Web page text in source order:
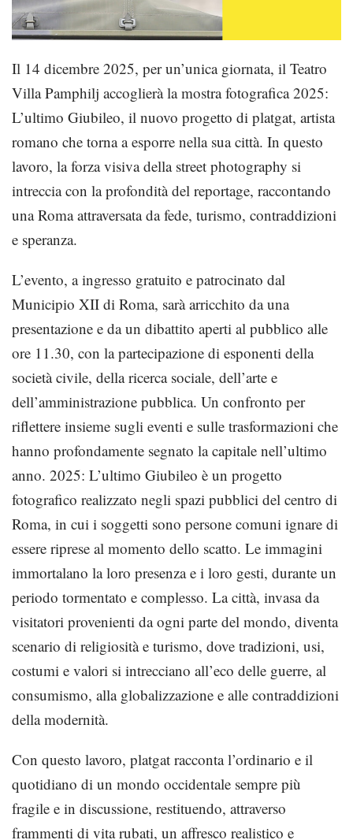
Il 14 dicembre 2025, per un’unica giornata, il Teatro
Villa Pamphilj accoglierà la mostra fotografica 2025:
L’ultimo Giubileo, il nuovo progetto di platgat, artista
romano che torna a esporre nella sua città. In questo
lavoro, la forza visiva della street photography si
intreccia con la profondità del reportage, raccontando
una Roma attraversata da fede, turismo, contraddizioni
e speranza.
L’evento, a ingresso gratuito e patrocinato dal
Municipio XII di Roma, sarà arricchito da una
presentazione e da un dibattito aperti al pubblico alle
ore 11.30, con la partecipazione di esponenti della
società civile, della ricerca sociale, dell’arte e
dell’amministrazione pubblica. Un confronto per
riflettere insieme sugli eventi e sulle trasformazioni che
hanno profondamente segnato la capitale nell’ultimo
anno. 2025: L’ultimo Giubileo è un progetto
fotografico realizzato negli spazi pubblici del centro di
Roma, in cui i soggetti sono persone comuni ignare di
essere riprese al momento dello scatto. Le immagini
immortalano la loro presenza e i loro gesti, durante un
periodo tormentato e complesso. La città, invasa da
visitatori provenienti da ogni parte del mondo, diventa
scenario di religiosità e turismo, dove tradizioni, usi,
costumi e valori si intrecciano all’eco delle guerre, al
consumismo, alla globalizzazione e alle contraddizioni
della modernità.
Con questo lavoro, platgat racconta l’ordinario e il
quotidiano di un mondo occidentale sempre più
fragile e in discussione, restituendo, attraverso
frammenti di vita rubati, un affresco realistico e